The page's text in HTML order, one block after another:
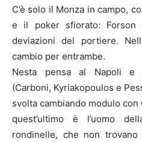
C’è solo il Monza in campo,
e il poker sfiorato: Forson
deviazioni del portiere.
cambio per entrambe.
Nesta pensa al Napoli e
(Carboni, Kyriakopoulos e
svolta cambiando modulo
quest’ultimo è l’uomo
rondinelle, che non